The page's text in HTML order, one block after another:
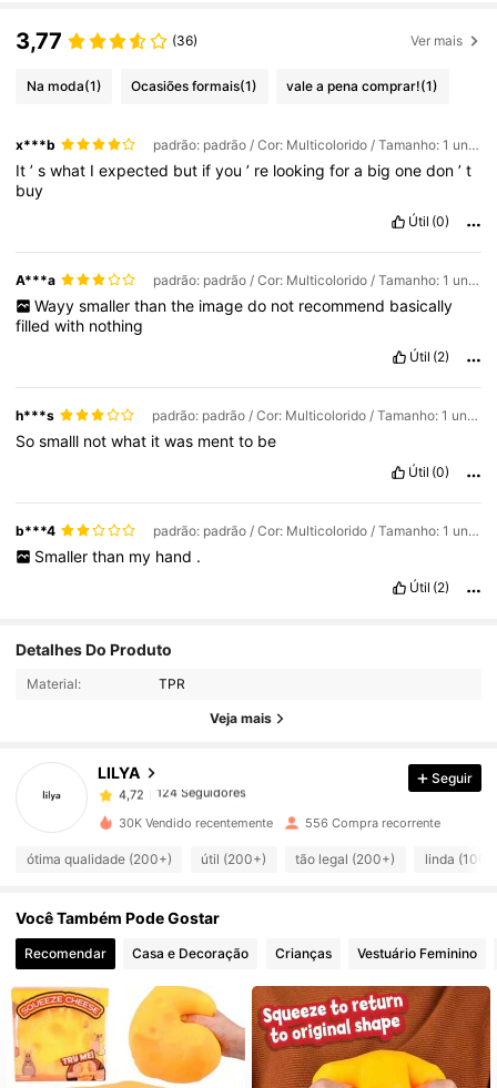
3,77 (36) Ver mais
Na moda(1) Ocasiões formais(1) vale a pena comprar!(1)
x***b padrão: padrão / Cor: Multicolorido / Tamanho: 1 unidade - Queijo quadrado
It’swhat Iexpected but ifyou’ re lookingfora bigonedon’t
buy
Útil (0)
A***a padrão: padrão / Cor: Multicolorido / Tamanho: 1 unidade - Queijo quadrado
Wayy smaller than the image do not recommend basically
filledwith nothing
Útil (2)
h***s padrão: padrão / Cor: Multicolorido / Tamanho: 1 unidade - Queijo quadrado
Sosmalll notwhat itwas mentto be
Útil (0)
b***4 padrão: padrão / Cor: Multicolorido / Tamanho: 1 unidade - Queijo quadrado
Smaller than my hand .
Útil (2)
Detalhes Do Produto
Material: TPR
Veja mais
LILYA
4,72 124 Seguidores
124 Seguidores
4,72
r***6
pago1 dia atrás
4,72
4,72 124 Seguidores
124 Seguidores
4,72 124 Seguidores
Seguir
30K Vendido recentemente 556 Compra recorrente
ótima qualidade (200+) útil (200+) tão legal (200+) linda
Você Também Pode Gostar
Recomendar Casa e Decoração Crianças Vestuário Feminino